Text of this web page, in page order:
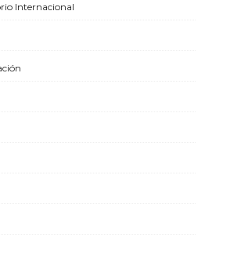
Internacional